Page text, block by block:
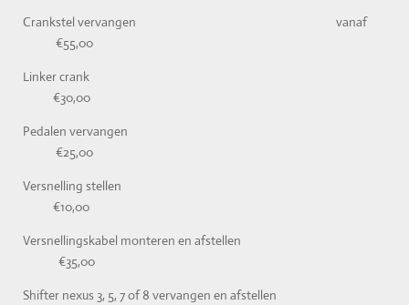
Crankstel vervangen vanaf
€55,00
Linker crank
€30,00
Pedalen vervangen
€25,00
Versnelling stellen
€10,00
Versnellingskabel monteren en afstellen
€35,00
Shifter nexus 3, 5, 7 of 8 vervangen en afstellen